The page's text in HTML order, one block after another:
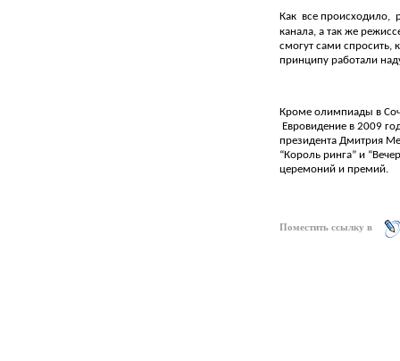
Как все происходило,
канала, а так же
смогут сами спросить,
принципу работали
Кроме олимпиады в
Евровидение в 2009
президента Дмитрия
“Король ринга” и
церемоний и премий.
Поместить ссылку в